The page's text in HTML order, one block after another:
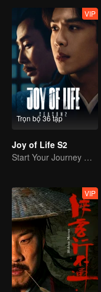
Trọn bộ 36 tập
VIP
Joy of Life S2
Start Your Journey With Fan Xian Again
VIP